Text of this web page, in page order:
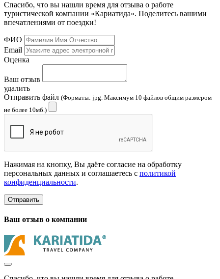
Спасибо, что вы нашли время для отзыва о работе
туристической компании «Кариатида». Поделитесь вашими
впечатлениями от поездки!
ФИО
Email
Оценка
Ваш отзыв
удалить
Отправить файл (Форматы: jpg. Максимум 10 файлов общим размером
не более 10мб.)
Нажимая на кнопку, Вы даёте согласие на обработку
персональных данных и соглашаетесь с политикой
конфиденциальности.
Отправить
Ваш отзыв о компании